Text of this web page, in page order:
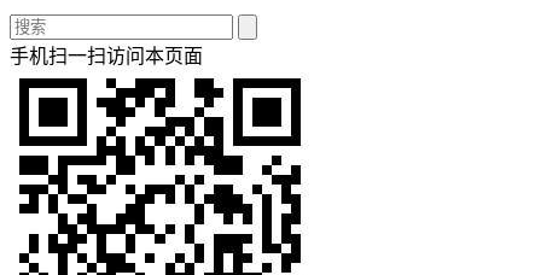
手机扫一扫访问本页面